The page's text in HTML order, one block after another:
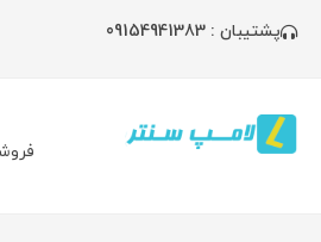
پشتیبان : 09154941383